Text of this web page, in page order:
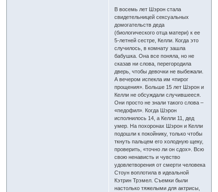
В восемь лет Шэрон стала
свидетельницей сексуальных
домогательств деда
(биологического отца матери) к ее
5-летней сестре, Келли. Когда это
случилось, в комнату зашла
бабушка. Она все поняла, но не
сказав ни слова, перегородила
дверь, чтобы девочки не выбежали.
А вечером испекла им «пирог
прощения». Больше 15 лет Шэрон и
Келли не обсуждали случившееся.
Они просто не знали такого слова –
«педофил». Когда Шэрон
исполнилось 14, а Келли 11, дед
умер. На похоронах Шэрон и Келли
подошли к покойнику, только чтобы
ткнуть пальцем его холодную щеку,
проверить, «точно ли он сдох». Всю
свою ненависть и чувство
удовлетворения от смерти человека
Стоун воплотила в идеальной
Кэтрин Трэмел. Съемки были
настолько тяжелыми для актрисы,